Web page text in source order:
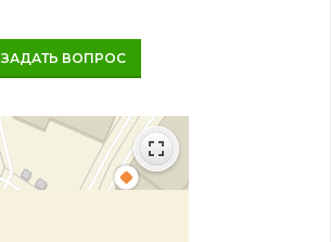
ЗАДАТЬ ВОПРОС